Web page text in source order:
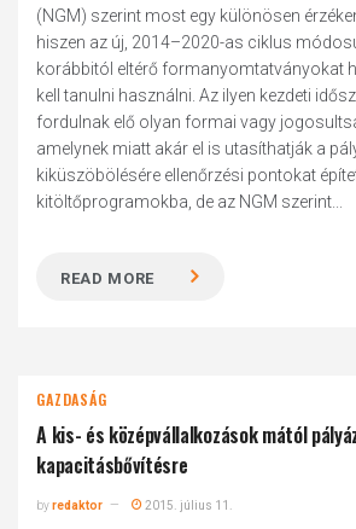
(NGM) szerint most egy különösen
hiszen az új, 2014–2020-as ciklus
korábbitól eltérő formanyomtatványokat
kell tanulni használni. Az ilyen kezdeti
fordulnak elő olyan formai vagy
amelynek miatt akár el is utasíthatják a
kiküszöbölésére ellenőrzési pontokat
kitöltőprogramokba, de az NGM szerint...
READ MORE
GAZDASÁG
A kis- és középvállalkozások mától
kapacitásbővítésre
byredaktor 2015. július 11.